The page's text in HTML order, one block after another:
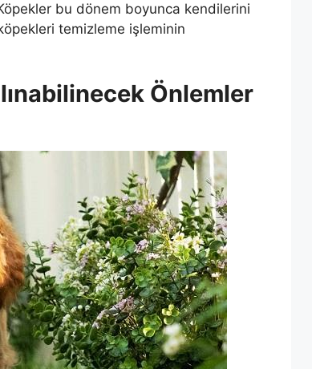
bu dönem boyunca kendilerini
temizleme işleminin
Önlemler